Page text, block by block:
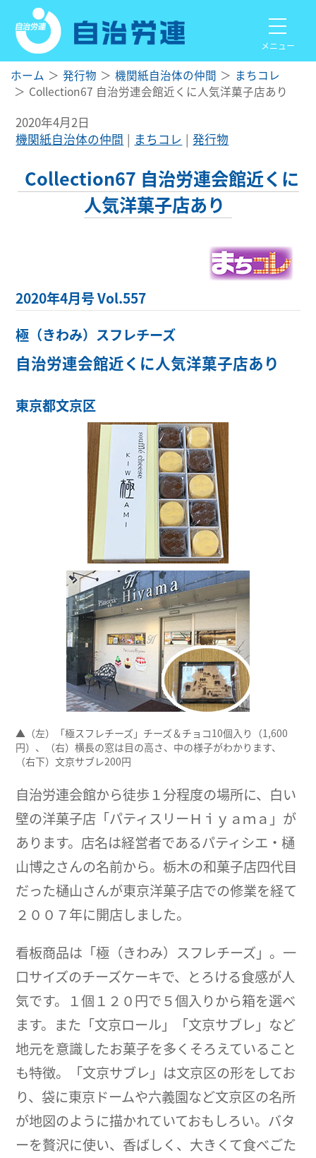
メニュー
ホーム 発行物 機関紙自治体の仲間
まちコレ
Collection67 自治労連会館近くに人気洋菓子店あり
2020年4月2日
機関紙自治体の仲間
まちコレ 発行物
Collection67 自治労連会館近くに
人気洋菓子店あり
2020年4月号 Vol.557
極（きわみ）スフレチーズ
自治労連会館近くに人気洋菓子店あり
東京都文京区
▲（左）「極スフレチーズ」チーズ＆チョコ10個入り（1,600
円）、（右）横長の窓は目の高さ、中の様子がわかります、
（右下）文京サブレ200円
自治労連会館から徒歩１分程度の場所に、白い
壁の洋菓子店「パティスリーＨｉｙａｍａ」が
あります。店名は経営者であるパティシエ・樋
山博之さんの名前から。栃木の和菓子店四代目
だった樋山さんが東京洋菓子店での修業を経て
２００７年に開店しました。
看板商品は「極（きわみ）スフレチーズ」。一
口サイズのチーズケーキで、とろける食感が人
気です。１個１２０円で５個入りから箱を選べ
ます。また「文京ロール」「文京サブレ」など
地元を意識したお菓子を多くそろえていること
も特徴。「文京サブレ」は文京区の形をしてお
り、袋に東京ドームや六義園など文京区の名所
が地図のように描かれていておもしろい。バタ
ーを贅沢に使い、香ばしく、大きくて食べごた